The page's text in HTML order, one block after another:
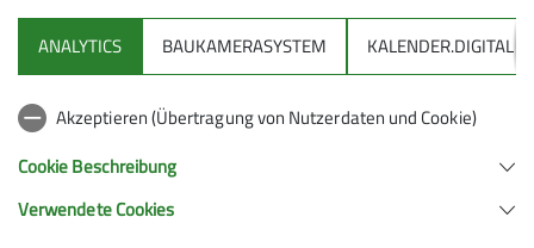
und hier noch ein Eindruck von den schönen
Abfahrten im Pulverschnee
ANALYTICS BAUKAMERASYSTEM KALENDER.DIGITAL
Akzeptieren (Übertragung von Nutzerdaten und Cookie)
Cookie Beschreibung
Verwendete Cookies